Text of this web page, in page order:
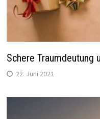
Schere Traumdeutung
22. Juni 2021